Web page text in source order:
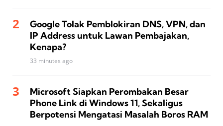
Google Tolak Pemblokiran DNS, VPN, dan
IP Address untuk Lawan Pembajakan,
Kenapa?
33 minutes ago
Microsoft Siapkan Perombakan Besar
Phone Link di Windows 11, Sekaligus
Berpotensi Mengatasi Masalah Boros RAM